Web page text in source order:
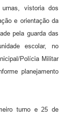
vistoria dos
e orientação da
pela guarda das
escolar, no
Polícia Militar
planejamento
turno e 25 de